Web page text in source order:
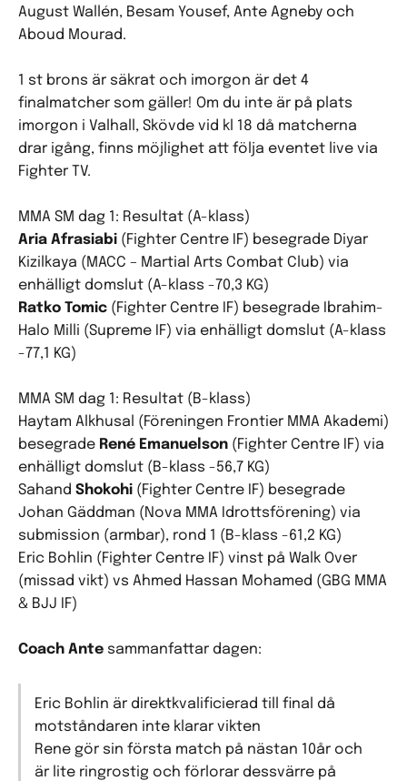
August Wallén, Besam Yousef, Ante Agneby och
Aboud Mourad.
1 st brons är säkrat och imorgon är det 4
finalmatcher som gäller! Om du inte är på plats
imorgon i Valhall, Skövde vid kl 18 då matcherna
drar igång, finns möjlighet att följa eventet live via
Fighter TV.
MMA SM dag 1: Resultat (A-klass)
Aria Afrasiabi (Fighter Centre IF) besegrade Diyar
Kizilkaya (MACC – Martial Arts Combat Club) via
enhälligt domslut (A-klass -70,3 KG)
Ratko Tomic (Fighter Centre IF) besegrade Ibrahim-
Halo Milli (Supreme IF) via enhälligt domslut (A-klass
-77,1 KG)
MMA SM dag 1: Resultat (B-klass)
Haytam Alkhusal (Föreningen Frontier MMA Akademi)
besegrade René Emanuelson (Fighter Centre IF) via
enhälligt domslut (B-klass -56,7 KG)
Sahand Shokohi (Fighter Centre IF) besegrade
Johan Gäddman (Nova MMA Idrottsförening) via
submission (armbar), rond 1 (B-klass -61,2 KG)
Eric Bohlin (Fighter Centre IF) vinst på Walk Over
(missad vikt) vs Ahmed Hassan Mohamed (GBG MMA
& BJJ IF)
Coach Ante sammanfattar dagen:
Eric Bohlin är direktkvalificierad till final då
motståndaren inte klarar vikten
Rene gör sin första match på nästan 10år och
är lite ringrostig och förlorar dessvärre på